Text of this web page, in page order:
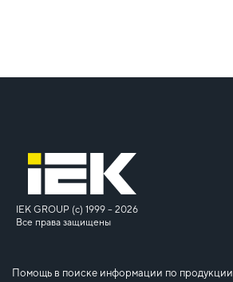
IEK GROUP (c) 1999 – 2026
Все права защищены
Помощь в поиске информации по продукции